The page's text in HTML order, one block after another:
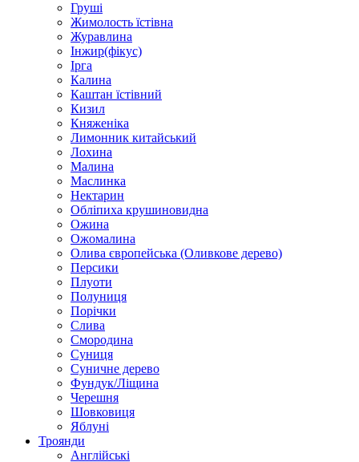
Груші
Жимолость їстівна
Журавлина
Інжир(фікус)
Ірга
Калина
Каштан їстівний
Кизил
Княженіка
Лимонник китайський
Лохина
Малина
Маслинка
Нектарин
Обліпиха крушиновидна
Ожина
Ожомалина
Олива європейська (Оливкове дерево)
Персики
Плуоти
Полуниця
Порічки
Слива
Смородина
Суниця
Суничне дерево
Фундук/Ліщина
Черешня
Шовковиця
Яблуні
Троянди
Англійські